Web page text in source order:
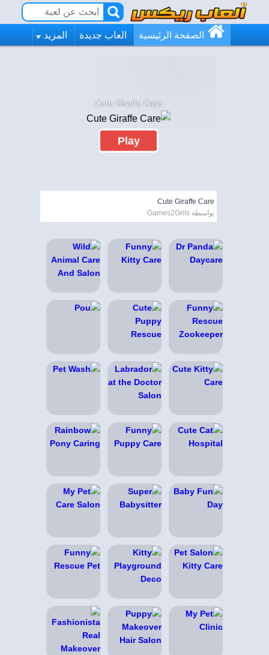
الصفحة الرئيسية العاب جديدة المزيد
Cute Giraffe Care
Play
Cute Giraffe Care
بواسطة Games2Grils